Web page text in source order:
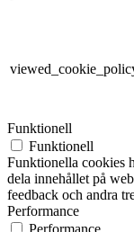
Funktionell
Funktionell
Funktionella cookies
dela innehållet på
feedback och andra
Performance
Performance